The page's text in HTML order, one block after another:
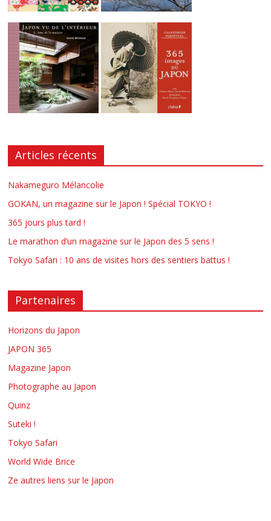
Articles récents
Nakameguro Mélancolie
GOKAN, un magazine sur le Japon ! Spécial TOKYO !
365 jours plus tard !
Le marathon d’un magazine sur le Japon des 5 sens !
Tokyo Safari : 10 ans de visites hors des sentiers battus !
Partenaires
Horizons du Japon
JAPON 365
Magazine Japon
Photographe au Japon
Quinz
Suteki !
Tokyo Safari
World Wide Brice
Ze autres liens sur le Japon